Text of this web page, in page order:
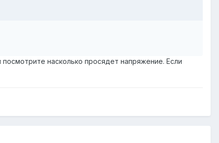
насколько просядет напряжение. Если